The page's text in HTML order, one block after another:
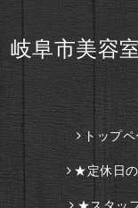
岐阜市美容
トップ
★定休日